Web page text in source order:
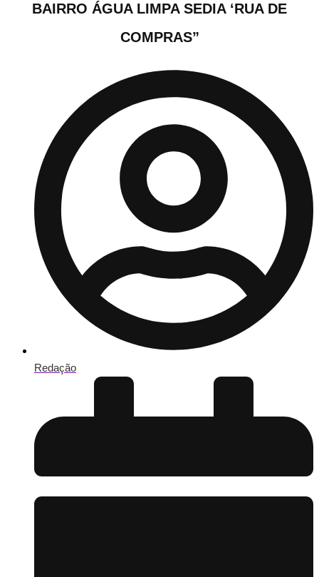
BAIRRO ÁGUA LIMPA SEDIA ‘RUA DE
COMPRAS”
Redação